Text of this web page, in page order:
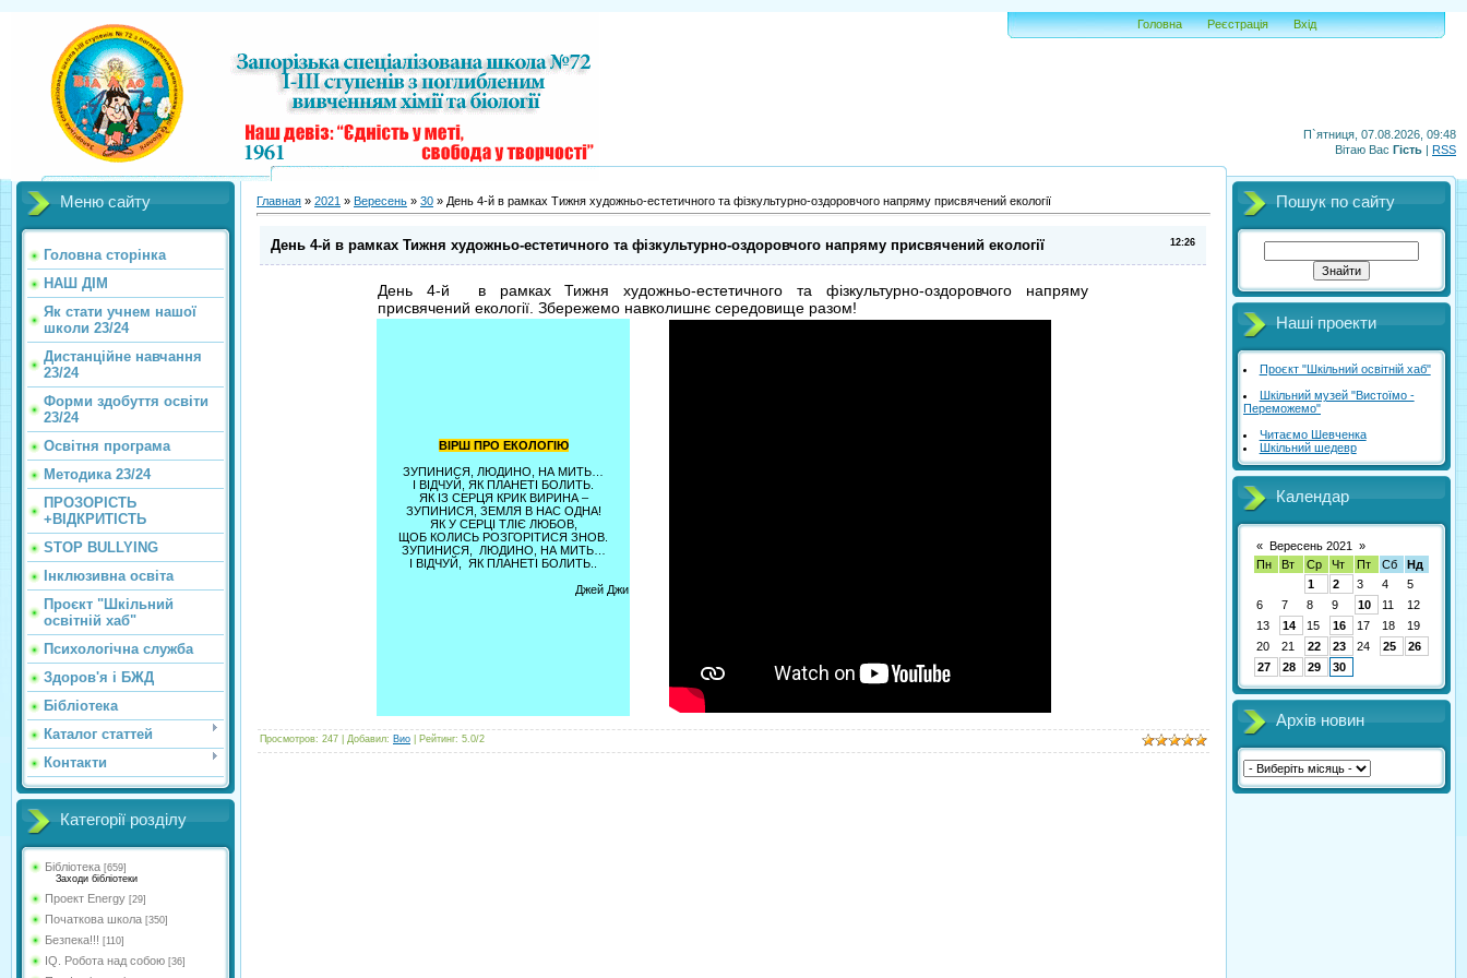
П`ятниця, 07.08.2026, 09:48
Вітаю Вас Гість | RSS
Головна Реєстрація Вхід
Меню сайту
Головна сторінка
НАШ ДІМ
Як стати учнем нашої
школи 23/24
Дистанційне навчання
23/24
Форми здобуття освіти
23/24
Освітня програма
Методика 23/24
ПРОЗОРІСТЬ
+ВІДКРИТІСТЬ
STOP BULLYING
Інклюзивна освіта
Проєкт "Шкільний
освітній хаб"
Психологічна служба
Здоров'я і БЖД
Бібліотека
Каталог статтей
Контакти
Категорії розділу
Бібліотека [659]
Заходи бібліотеки
Проект Energy [29]
Початкова школа [350]
Безпека!!! [110]
IQ. Робота над собою [36]
Главная » 2021 » Вересень » 30 » День 4-й в рамках Тижня художньо-естетичного та фізкультурно-оздоровчого напряму присвячений екології
12:26
День 4-й в рамках Тижня художньо-естетичного та фізкультурно-оздоровчого напряму присвячений екології
День 4-й в рамках Тижня художньо-естетичного та фізкультурно-оздоровчого напряму
присвячений екології. Збережемо навколишнє середовище разом!
ВІРШ ПРО ЕКОЛОГІЮ
ЗУПИНИСЯ, ЛЮДИНО, НА МИТЬ…
І ВІДЧУЙ, ЯК ПЛАНЕТІ БОЛИТЬ.
ЯК ІЗ СЕРЦЯ КРИК ВИРИНА –
ЗУПИНИСЯ, ЗЕМЛЯ В НАС ОДНА!
ЯК У СЕРЦІ ТЛІЄ ЛЮБОВ,
ЩОБ КОЛИСЬ РОЗГОРІТИСЯ ЗНОВ.
ЗУПИНИСЯ, ЛЮДИНО, НА МИТЬ…
І ВІДЧУЙ, ЯК ПЛАНЕТІ БОЛИТЬ..
Джей Джи
Просмотров: 247 Добавил: Вио Рейтинг: 5.0/2
Пошук по сайту
Наші проекти
Проєкт "Шкільний освітній хаб"
Шкільний музей "Вистоїмо -
Переможемо"
Читаємо Шевченка
Шкільний шедевр
Календар
« Вересень 2021
»
Пн
Вт Ср Чт Пт Сб
Нд
1
2 3 4
5
6
7 8 9 10 11
12
13
14 15 16 17 18
19
20
21 22 23 24 25
26
27
28 29 30
Архів новин